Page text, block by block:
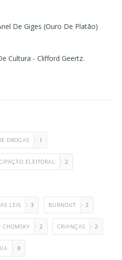
De Giges (Ouro De Platão)
Cultura - Clifford Geertz.
DROGAS 1
ELEITORAL 2
LEIS 3 BURNOUT 2
CHOMSKY 2 CRIANÇAS 2
8